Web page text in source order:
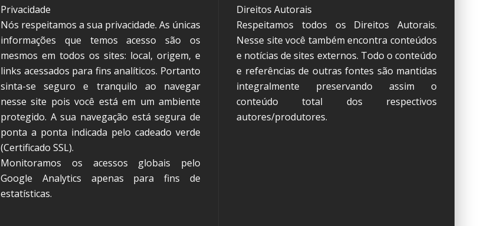
Privacidade
Nós respeitamos a sua privacidade. As únicas
informações que temos acesso são os
mesmos em todos os sites: local, origem, e
links acessados para fins analíticos. Portanto
sinta-se seguro e tranquilo ao navegar
nesse site pois você está em um ambiente
protegido. A sua navegação está segura de
ponta a ponta indicada pelo cadeado verde
(Certificado SSL).
Monitoramos os acessos globais pelo
Google Analytics apenas para fins de
estatísticas.
Direitos Autorais
Respeitamos todos os Direitos Autorais.
Nesse site você também encontra conteúdos
e notícias de sites externos. Todo o conteúdo
e referências de outras fontes são mantidas
integralmente preservando assim o
conteúdo total dos respectivos
autores/produtores.